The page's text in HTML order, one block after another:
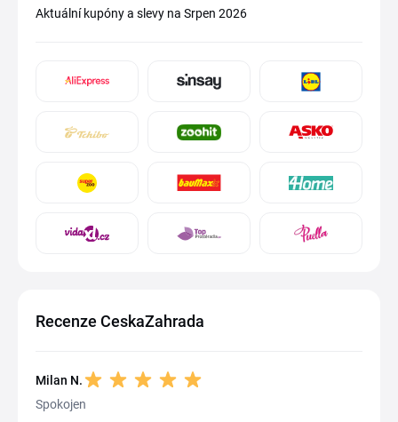
Aktuální kupóny a slevy na Srpen 2026
Recenze CeskaZahrada
Milan N.
Spokojen